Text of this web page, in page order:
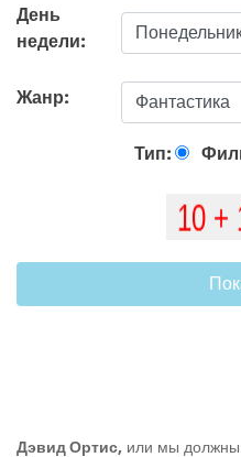
День
недели:
Жанр:
Тип:
Дэвид Ортис, или мы должны